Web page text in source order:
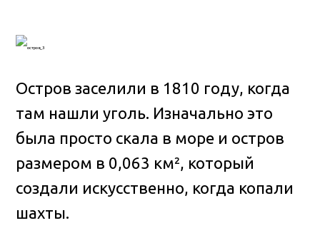
Остров заселили в 1810 году, когда
там нашли уголь. Изначально это
была просто скала в море и остров
размером в 0,063 км², который
создали искусственно, когда копали
шахты.